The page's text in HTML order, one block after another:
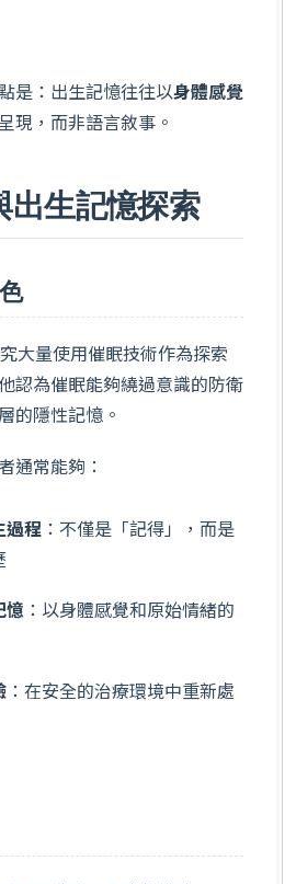
是：出生記憶往往以身體感覺
現，而非語言敘事。
出生記憶探索
大量使用催眠技術作為探索
認為催眠能夠繞過意識的防衛
的隱性記憶。
通常能夠：
過程 ：不僅是「記得」，而是
憶 ：以身體感覺和原始情緒的
：在安全的治療環境中重新處